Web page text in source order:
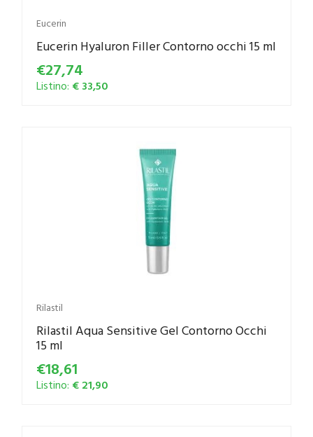
Eucerin
Eucerin Hyaluron Filler Contorno occhi 15 ml
€27,74
Listino: € 33,50
Rilastil
Rilastil Aqua Sensitive Gel Contorno Occhi
15 ml
€18,61
Listino: € 21,90